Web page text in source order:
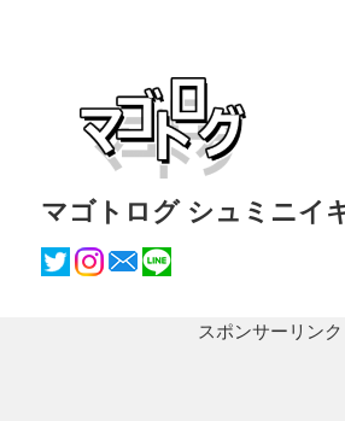
マゴトログ シュミニイ
スポンサーリンク